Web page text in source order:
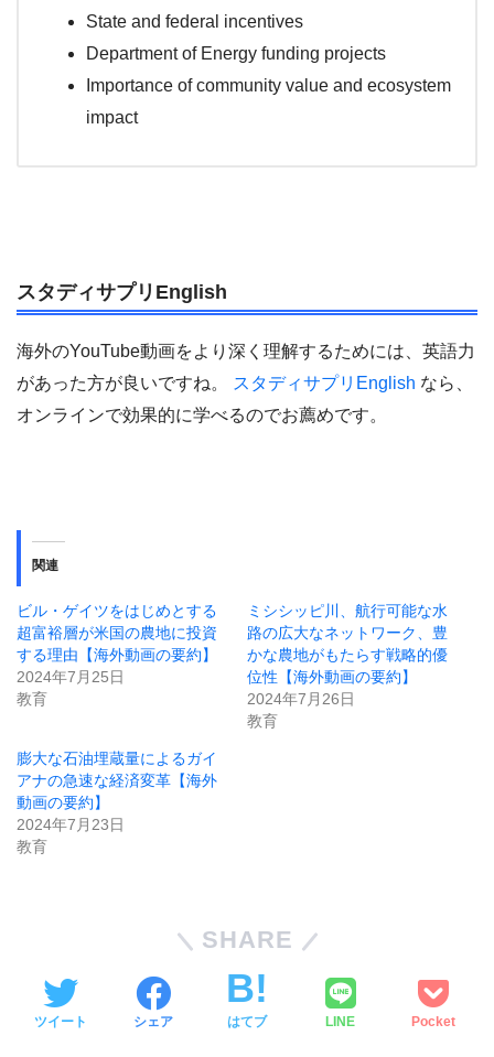
State and federal incentives
Department of Energy funding projects
Importance of community value and ecosystem
impact
スタディサプリEnglish
海外のYouTube動画をより深く理解するためには、英語力
があった方が良いですね。
スタディサプリEnglish なら、
オンラインで効果的に学べるのでお薦めです。
関連
ビル・ゲイツをはじめとする
超富裕層が米国の農地に投資
する理由【海外動画の要約】
2024年7月25日
教育
ミシシッピ川、航行可能な水
路の広大なネットワーク、豊
かな農地がもたらす戦略的優
位性【海外動画の要約】
2024年7月26日
教育
膨大な石油埋蔵量によるガイ
アナの急速な経済変革【海外
動画の要約】
2024年7月23日
教育
SHARE
ツイート シェア はてブ LINE Pocket